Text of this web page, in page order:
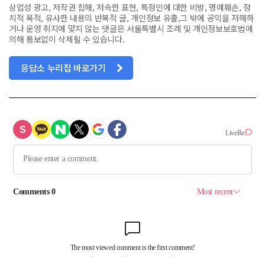
상업성 광고, 저작권 침해, 저속한 표현, 특정인에 대한 비방, 명예훼손, 정
치적 목적, 유사한 내용의 반복적 글, 개인정보 유출,그 밖에 공익을 저해하
거나 운영 취지에 맞지 않는 댓글은 서울특별시 조례 및 개인정보보호법에
의해 통보없이 삭제될 수 있습니다.
응답소 누리집 바로가기